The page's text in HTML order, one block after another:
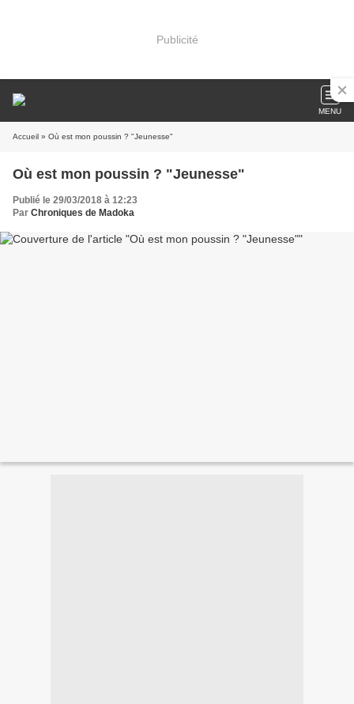
Publicité
MENU
Accueil » Où est mon poussin ? "Jeunesse"
Où est mon poussin ? "Jeunesse"
Publié le 29/03/2018 à 12:23
Par Chroniques de Madoka